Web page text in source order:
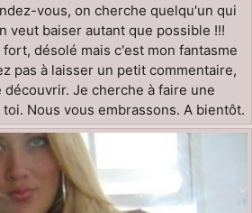
vous, on cherche quelqu'un qui
veut baiser autant que possible !!!
désolé mais c'est mon fantasme
pas à laisser un petit commentaire,
Je cherche à faire une
Nous vous embrassons. A bientôt.